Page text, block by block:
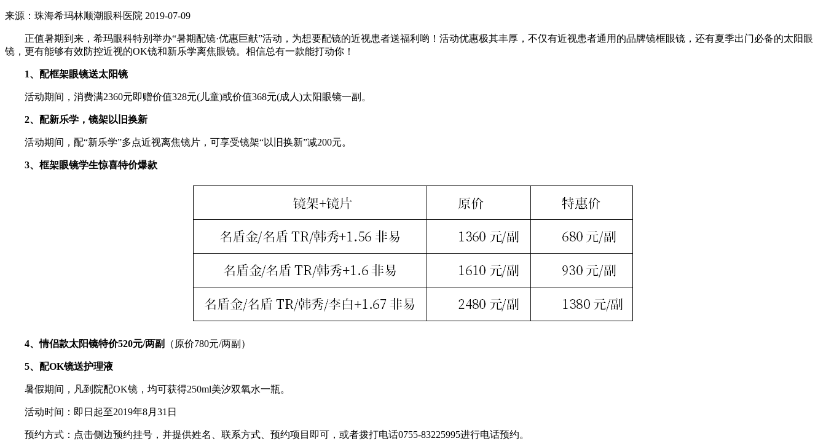
来源：珠海希玛林顺潮眼科医院 2019-07-09
正值暑期到来，希玛眼科特别举办“暑期配镜·优惠巨献”活动，为想要配镜的近视患者送福利哟！活动优惠极其丰厚，不仅有近视患者通用的品牌镜框眼镜，还有夏季出门必备的太阳眼
镜，更有能够有效防控近视的OK镜和新乐学离焦眼镜。相信总有一款能打动你！
1、配框架眼镜送太阳镜
活动期间，消费满2360元即赠价值328元(儿童)或价值368元(成人)太阳眼镜一副。
2、配新乐学，镜架以旧换新
活动期间，配“新乐学”多点近视离焦镜片，可享受镜架“以旧换新”减200元。
3、框架眼镜学生惊喜特价爆款
4、情侣款太阳镜特价520元/两副 （原价780元/两副）
5、配OK镜送护理液
暑假期间，凡到院配OK镜，均可获得250ml美汐双氧水一瓶。
活动时间：即日起至2019年8月31日
预约方式：点击侧边预约挂号，并提供姓名、联系方式、预约项目即可，或者拨打电话0755-83225995进行电话预约。